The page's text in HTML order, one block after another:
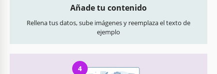
Añade tu contenido
Rellena tus datos, sube imágenes y reemplaza el texto de
ejemplo
4